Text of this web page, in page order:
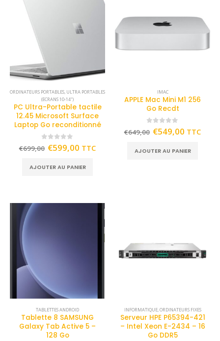
ORDINATEURS PORTABLES, ULTRA PORTABLES
(ECRANS 10-14")
PC Ultra-Portable tactile
12.45 Microsoft Surface
Laptop Go reconditionné
out of 5
€699,00 €599,00 TTC
AJOUTER AU PANIER
IMAC
APPLE Mac Mini M1 256
Go Recdt
out of 5
€649,00 €549,00 TTC
AJOUTER AU PANIER
TABLETTES ANDROID
Tablette 8 SAMSUNG
Galaxy Tab Active 5 –
128 Go
INFORMATIQUE,ORDINATEURS FIXES
Serveur HPE P65394-421
– Intel Xeon E-2434 – 16
Go DDR5